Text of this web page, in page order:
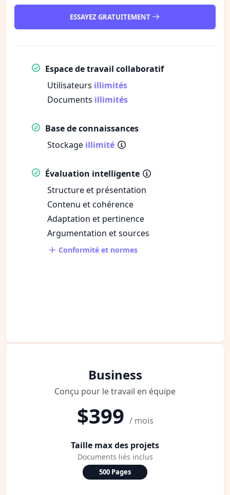
ESSAYEZ GRATUITEMENT
Espace de travail collaboratif
Utilisateurs illimités
Documents illimités
Base de connaissances
Stockage illimité
Évaluation intelligente
Structure et présentation
Contenu et cohérence
Adaptation et pertinence
Argumentation et sources
Conformité et normes
Business
Conçu pour le travail en équipe
$399 / mois
Taille max des projets
Documents liés inclus
500 Pages